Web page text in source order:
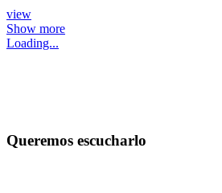
view
Show more
Loading...
Queremos escucharlo